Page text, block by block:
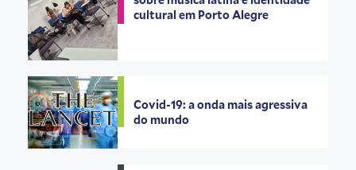
cultural em Porto Alegre
Covid-19: a onda mais agressiva
do mundo